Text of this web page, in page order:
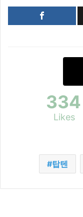
334
Likes
탑텐